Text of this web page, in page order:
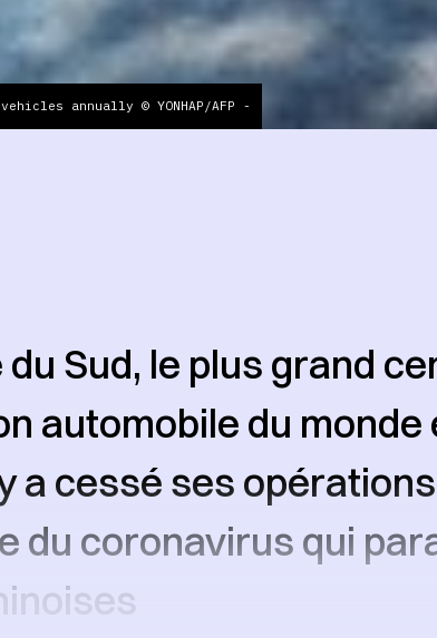
annually © YONHAP/AFP -
du Sud, le plus grand
automobile du monde
a cessé ses
du coronavirus qui